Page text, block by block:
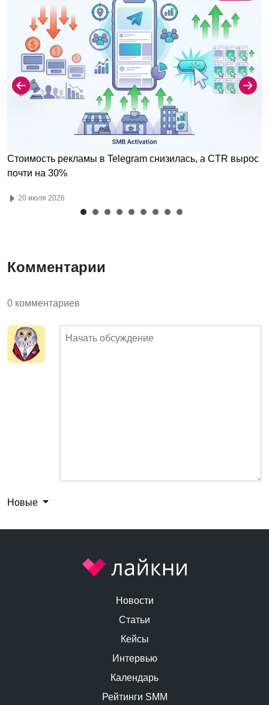
Стоимость рекламы в Telegram снизилась, а CTR вырос
почти на 30%
20 июля 2026
Комментарии
0 комментариев
Новые
Новости
Статьи
Кейсы
Интервью
Календарь
Рейтинги SMM